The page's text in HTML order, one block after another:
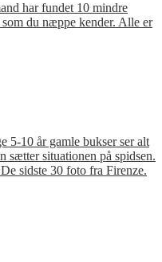
har fundet 10 mindre
du næppe kender. Alle er
5-10 år gamle bukser ser alt
sætter situationen på spidsen.
sidste 30 foto fra Firenze.